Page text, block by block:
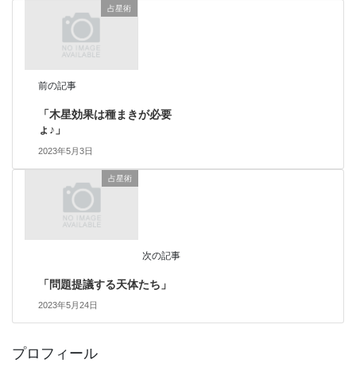
占星術
前の記事
「木星効果は種まきが必要
ょ♪」
2023年5月3日
占星術
次の記事
「問題提議する天体たち」
2023年5月24日
プロフィール